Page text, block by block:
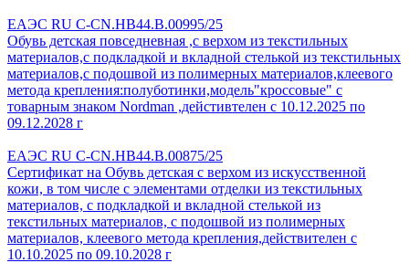
ЕАЭС RU C-CN.HB44.B.00995/25
Обувь детская повседневная ,с верхом из текстильных
материалов,с подкладкой и вкладной стелькой из текстильных
материалов,с подошвой из полимерных материалов,клеевого
метода крепления:полуботинки,модель"кроссовые" с
товарным знаком Nordman ,дейстивтелен с 10.12.2025 по
09.12.2028 г
ЕАЭС RU C-CN.HB44.B.00875/25
Сертификат на Обувь детская с верхом из искусственной
кожи, в том числе с элементами отделки из текстильных
материалов, с подкладкой и вкладной стелькой из
текстильных материалов, с подошвой из полимерных
материалов, клеевого метода крепления,действителен с
10.10.2025 по 09.10.2028 г